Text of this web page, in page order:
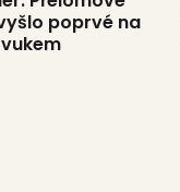
poprvé na